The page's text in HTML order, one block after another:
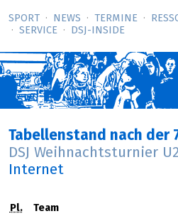
SPORT NEWS TERMINE
SERVICE
DSJ-­INSIDE
Tabellenstand nach der
DSJ Weihnachtsturnier
Internet
Pl. Team